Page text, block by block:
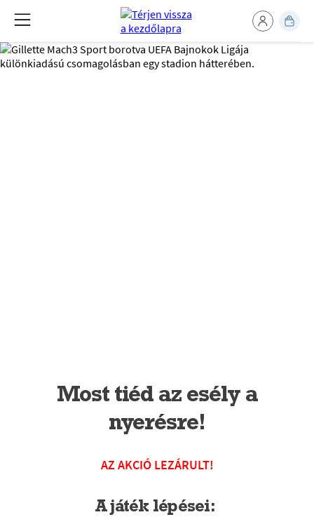
Most tiéd az esély a
nyerésre!
AZ AKCIÓ LEZÁRULT!
A játék lépései: